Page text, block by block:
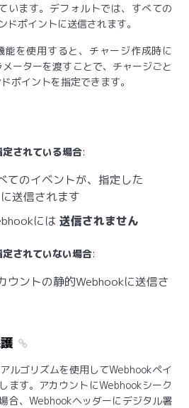
います。デフォルトでは、すべての
ドポイントに送信されます。
能を使用すると、チャージ作成時に
メーターを渡すことで、チャージごと
ポイントを指定できます。
定されている場合:
てのイベントが、指定した
に送信されます
には 送信されません
定されていない場合:
ウントの静的Webhookに送信さ
ルゴリズムを使用してWebhookペイ
ます。アカウントにWebhookシーク
合、Webhookヘッダーにデジタル署